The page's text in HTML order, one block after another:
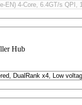
Hub